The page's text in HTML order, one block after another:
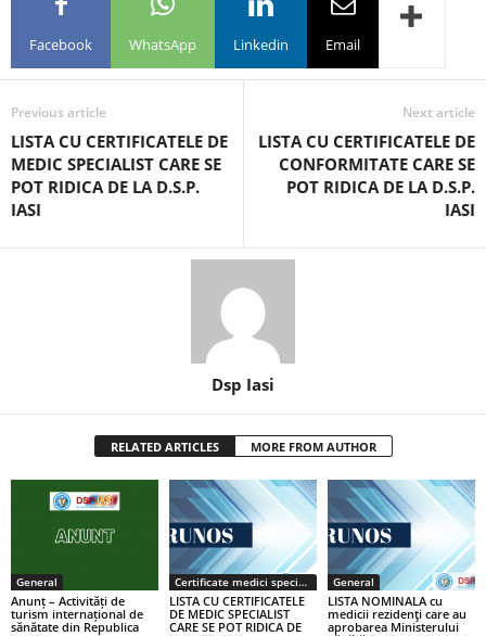
Facebook WhatsApp Linkedin Email
Previous article
LISTA CU CERTIFICATELE DE
MEDIC SPECIALIST CARE SE
POT RIDICA DE LA D.S.P.
IASI
Next article
LISTA CU CERTIFICATELE DE
CONFORMITATE CARE SE
POT RIDICA DE LA D.S.P.
IASI
Dsp Iasi
RELATED ARTICLES MORE FROM AUTHOR
General
Anunț – Activități de
turism internațional de
sănătate din Republica
Certificate medici specialiști / primari
LISTA CU CERTIFICATELE
DE MEDIC SPECIALIST
CARE SE POT RIDICA DE
General
LISTA NOMINALA cu
medicii rezidenţi care au
aprobarea Ministerului